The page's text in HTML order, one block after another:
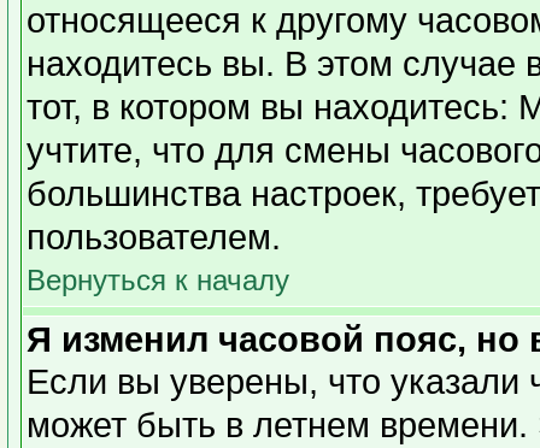
относящееся к другому
находитесь вы. В этом случае
тот, в котором вы находитесь:
учтите, что для смены
большинства настроек,
пользователем.
Вернуться к началу
Я изменил часовой пояс, но
Если вы уверены, что указали
может быть в летнем